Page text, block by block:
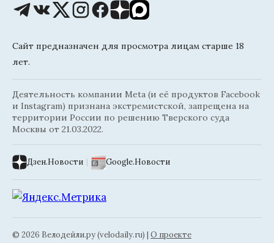
Сайт предназначен для просмотра лицам старше 18
лет.
Деятельность компании Meta (и её продуктов Facebook
и Instagram) признана экстремистской, запрещена на
территории России по решению Тверского суда
Москвы от 21.03.2022.
Дзен.Новости | Google.Новости
© 2026 Велодейли.ру (velodaily.ru) | О проекте